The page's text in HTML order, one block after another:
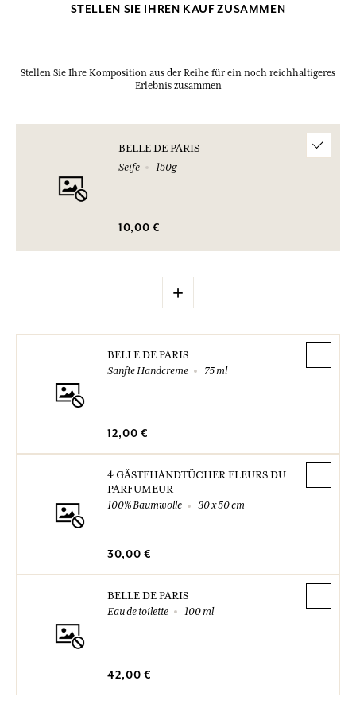
STELLEN SIE IHREN KAUF ZUSAMMEN
Stellen Sie Ihre Komposition aus der Reihe für ein noch reichhaltigeres
Erlebnis zusammen
BELLE DE PARIS
Seife
150g
10,00 €
+
BELLE DE PARIS
Sanfte Handcreme
75 ml
12,00 €
4 GÄSTEHANDTÜCHER FLEURS DU
PARFUMEUR
100% Baumwolle
30 x 50 cm
30,00 €
BELLE DE PARIS
Eau de toilette
100 ml
42,00 €